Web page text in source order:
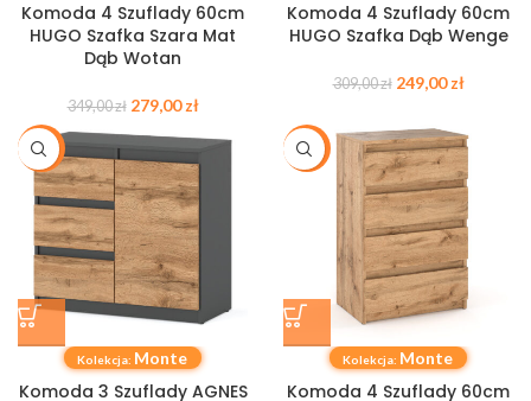
Komoda 4 Szuflady 60cm
HUGO Szafka Szara Mat
Dąb Wotan
349,00zł 279,00zł
Komoda 4 Szuflady 60cm
HUGO Szafka Dąb Wenge
309,00zł 249,00zł
-27%
Kolekcja: Monte
Komoda 3 Szuflady AGNES
-20%
Kolekcja: Monte
Komoda 4 Szuflady 60cm